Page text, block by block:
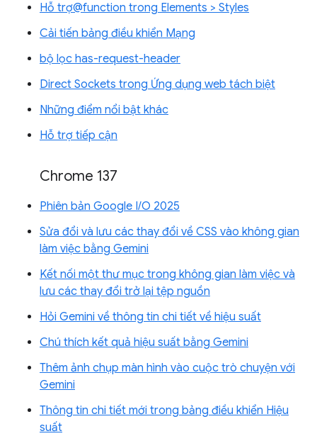
Hỗ trợ@function trong Elements > Styles
Cải tiến bảng điều khiển Mạng
bộ lọc has-request-header
Direct Sockets trong Ứng dụng web tách biệt
Những điểm nổi bật khác
Hỗ trợ tiếp cận
Chrome 137
Phiên bản Google I/O 2025
Sửa đổi và lưu các thay đổi về CSS vào không gian
làm việc bằng Gemini
Kết nối một thư mục trong không gian làm việc và
lưu các thay đổi trở lại tệp nguồn
Hỏi Gemini về thông tin chi tiết về hiệu suất
Chú thích kết quả hiệu suất bằng Gemini
Thêm ảnh chụp màn hình vào cuộc trò chuyện với
Gemini
Thông tin chi tiết mới trong bảng điều khiển Hiệu
suất